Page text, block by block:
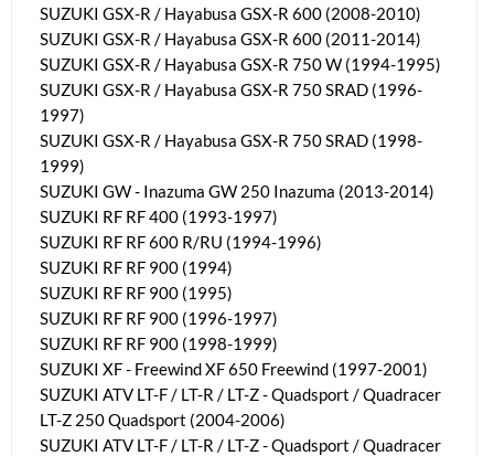
SUZUKI GSX-R / Hayabusa GSX-R 600 (2008-2010)
SUZUKI GSX-R / Hayabusa GSX-R 600 (2011-2014)
SUZUKI GSX-R / Hayabusa GSX-R 750 W (1994-1995)
SUZUKI GSX-R / Hayabusa GSX-R 750 SRAD (1996-
1997)
SUZUKI GSX-R / Hayabusa GSX-R 750 SRAD (1998-
1999)
SUZUKI GW - Inazuma GW 250 Inazuma (2013-2014)
SUZUKI RF RF 400 (1993-1997)
SUZUKI RF RF 600 R/RU (1994-1996)
SUZUKI RF RF 900 (1994)
SUZUKI RF RF 900 (1995)
SUZUKI RF RF 900 (1996-1997)
SUZUKI RF RF 900 (1998-1999)
SUZUKI XF - Freewind XF 650 Freewind (1997-2001)
SUZUKI ATV LT-F / LT-R / LT-Z - Quadsport / Quadracer
LT-Z 250 Quadsport (2004-2006)
SUZUKI ATV LT-F / LT-R / LT-Z - Quadsport / Quadracer